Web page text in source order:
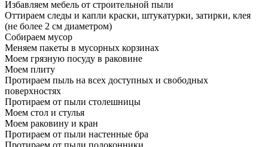
Избавляем мебель от строительной пыли
Оттираем следы и капли краски, штукатурки, затирки, клея
(не более 2 см диаметром)
Собираем мусор
Меняем пакеты в мусорных корзинах
Моем грязную посуду в раковине
Моем плиту
Протираем пыль на всех доступных и свободных
поверхностях
Протираем от пыли столешницы
Моем стол и стулья
Моем раковину и кран
Протираем от пыли настенные бра
Протираем от пыли подоконники